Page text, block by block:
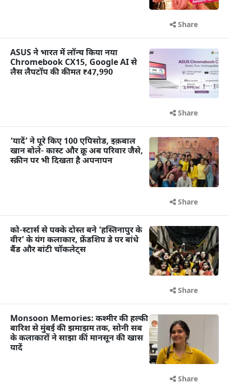
Share
ASUS ने भारत में लॉन्च किया नया
Chromebook CX15, Google AI से
लैस लैपटॉप की कीमत ₹47,990
Share
‘यादें’ ने पूरे किए 100 एपिसोड, इक़बाल
खान बोले- कास्ट और क्रू अब परिवार जैसे,
स्क्रीन पर भी दिखता है अपनापन
Share
को-स्टार्स से पक्के दोस्त बने ‘हस्तिनापुर के
वीर’ के यंग कलाकार, फ्रेंडशिप डे पर बांधे
बैंड और बांटी चॉकलेट्स
Share
Monsoon Memories: कश्मीर की हल्की
बारिश से मुंबई की झमाझम तक, सोनी सब
के कलाकारों ने साझा कीं मानसून की खास
यादें
Share